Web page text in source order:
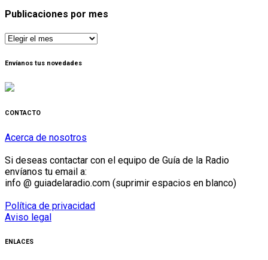
Publicaciones por mes
Publicaciones
mes
Envíanos tus novedades
CONTACTO
Acerca de nosotros
Si deseas contactar con el equipo de Guía de la Radio
envíanos tu email a:
info @ guiadelaradio.com (suprimir espacios en blanco)
Política de privacidad
Aviso legal
ENLACES